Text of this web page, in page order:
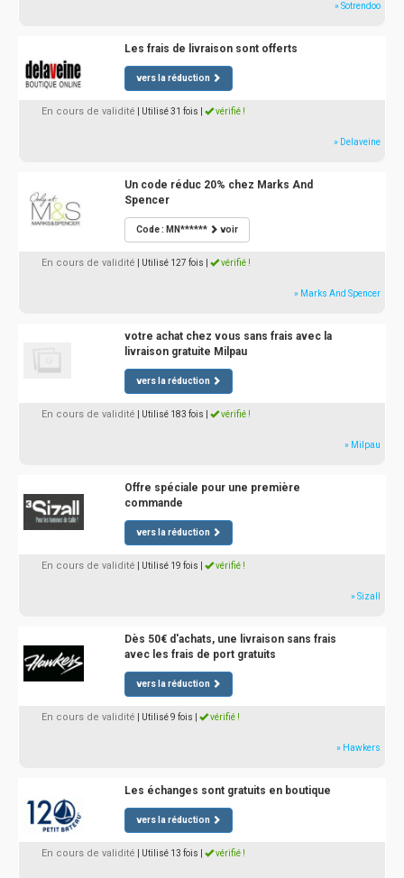
» Sotrendoo
Les frais de livraison sont offerts
vers la réduction
En cours de validité | Utilisé 31 fois vérifié !
» Delaveine
Un code réduc 20% chez Marks And
Spencer
Code : MN****** voir
En cours de validité | Utilisé 127 fois vérifié !
» Marks And Spencer
votre achat chez vous sans frais avec la
livraison gratuite Milpau
vers la réduction
En cours de validité | Utilisé 183 fois vérifié !
» Milpau
Offre spéciale pour une première
commande
vers la réduction
En cours de validité | Utilisé 19 fois vérifié !
» Sizall
Dès 50€ d'achats, une livraison sans frais
avec les frais de port gratuits
vers la réduction
En cours de validité | Utilisé 9 fois vérifié !
» Hawkers
Les échanges sont gratuits en boutique
vers la réduction
En cours de validité | Utilisé 13 fois vérifié !